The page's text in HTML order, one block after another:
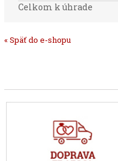
Celkom k úhrade
« Späť do e-shopu